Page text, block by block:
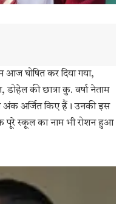
आज घोषित कर दिया गया,
की छात्रा कु. वर्षा नेताम
अंक अर्जित किए हैं। उनकी इस
पूरे स्कूल का नाम भी रोशन हुआ